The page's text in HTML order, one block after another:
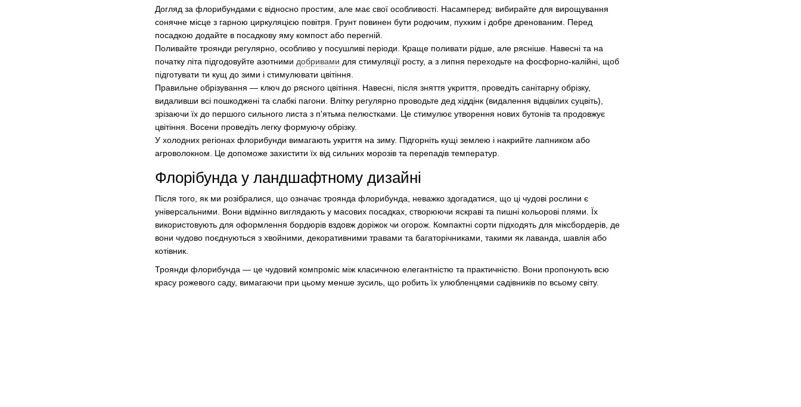
Догляд за флорибундами є відносно простим, але має свої особливості. Насамперед: вибирайте для вирощування
сонячне місце з гарною циркуляцією повітря. Грунт повинен бути родючим, пухким і добре дренованим. Перед
посадкою додайте в посадкову яму компост або перегній.
Поливайте троянди регулярно, особливо у посушливі періоди. Краще поливати рідше, але рясніше. Навесні та на
початку літа підгодовуйте азотними добривами для стимуляції росту, а з липня переходьте на фосфорно-калійні, щоб
підготувати ти кущ до зими і стимулювати цвітіння.
Правильне обрізування — ключ до рясного цвітіння. Навесні, після зняття укриття, проведіть санітарну обрізку,
видаливши всі пошкоджені та слабкі пагони. Влітку регулярно проводьте дед хіддінк (видалення відцвілих суцвіть),
зрізаючи їх до першого сильного листа з п'ятьма пелюстками. Це стимулює утворення нових бутонів та продовжує
цвітіння. Восени проведіть легку формуючу обрізку.
У холодних регіонах флорибунди вимагають укриття на зиму. Підгорніть кущі землею і накрийте лапником або
агроволокном. Це допоможе захистити їх від сильних морозів та перепадів температур.
Флорібунда у ландшафтному дизайні
Після того, як ми розібралися, що означає троянда флорибунда, неважко здогадатися, що ці чудові рослини є
універсальними. Вони відмінно виглядають у масових посадках, створюючи яскраві та пишні кольорові плями. Їх
використовують для оформлення бордюрів вздовж доріжок чи огорож. Компактні сорти підходять для міксбордерів, де
вони чудово поєднуються з хвойними, декоративними травами та багаторічниками, такими як лаванда, шавлія або
котівник.
Троянди флорибунда — це чудовий компроміс між класичною елегантністю та практичністю. Вони пропонують всю
красу рожевого саду, вимагаючи при цьому менше зусиль, що робить їх улюбленцями садівників по всьому світу.